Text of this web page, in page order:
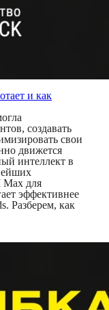
и как
создавать
свои
движется
интеллект в
Max для
эффективнее
Разберем, как